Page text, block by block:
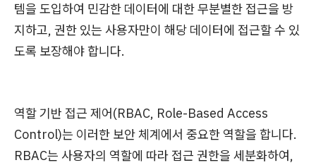
템을 도입하여 민감한 데이터에 대한 무분별한 접근을 방
지하고, 권한 있는 사용자만이 해당 데이터에 접근할 수 있
도록 보장해야 합니다.
역할 기반 접근 제어(RBAC, Role-Based Access
Control)는 이러한 보안 체계에서 중요한 역할을 합니다.
RBAC는 사용자의 역할에 따라 접근 권한을 세분화하여,